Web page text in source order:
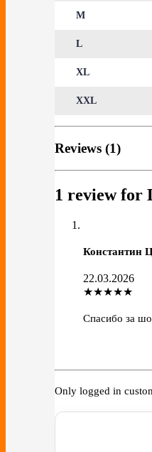
M
L
XL
XXL
Reviews (1)
1 review for
Константин
22.03.2026
★★★★★
Спасибо за
Only logged in